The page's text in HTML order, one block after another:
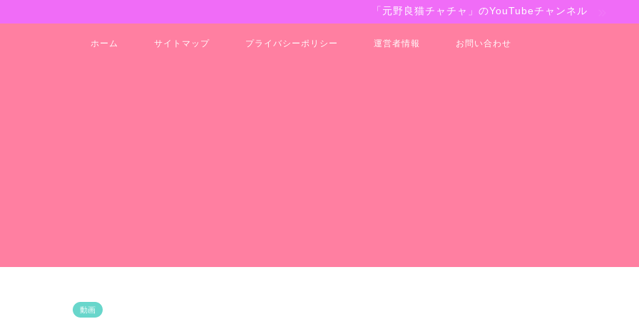
「元野良猫チャチャ」のYouTubeチャンネル
ホーム サイトマップ プライバシーポリシー 運営者情報 お問い合わせ
動画